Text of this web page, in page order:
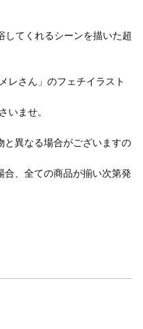
てくれるシーンを描いた超
レさん」のフェチイラスト
いませ。
異なる場合がございますの
、全ての商品が揃い次第発